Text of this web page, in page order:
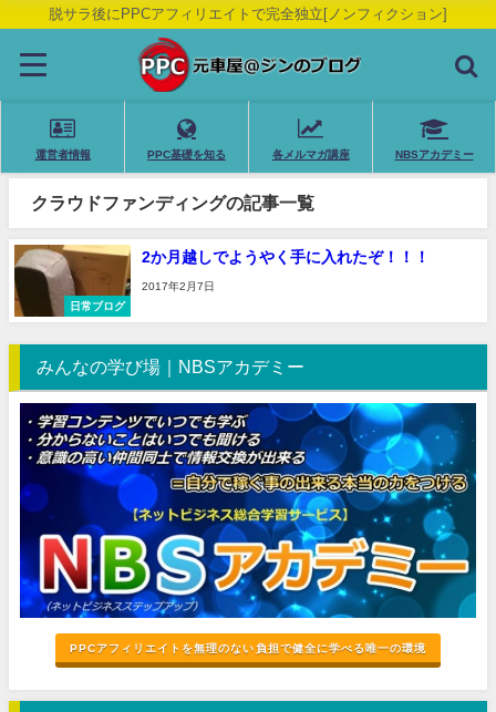
脱サラ後にPPCアフィリエイトで完全独立[ノンフィクション]
運営者情報 PPC基礎を知る 各メルマガ講座 NBSアカデミー
クラウドファンディングの記事一覧
日常ブログ
2か月越しでようやく手に入れたぞ！！！
2017年2月7日
みんなの学び場｜NBSアカデミー
PPCアフィリエイトを無理のない負担で健全に学べる唯一の環境